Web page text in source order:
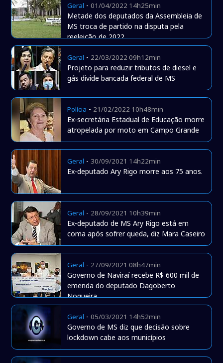
Geral -01/04/2022 14h25min
Metade dos deputados da Assembleia de
MS troca de partido na disputa pela
reeleição de 2022
Geral - 22/03/2022 09h12min
Projeto para reduzir tributos de diesel e
gás divide bancada federal de MS
Polícia - 21/02/2022 10h48min
Ex-secretária Estadual de Educação morre
atropelada por moto em Campo Grande
Geral - 30/09/2021 14h22min
Ex-deputado Ary Rigo morre aos 75 anos.
Geral - 28/09/2021 10h39min
Ex-deputado de MS Ary Rigo está em
coma após sofrer queda, diz Mara Caseiro
Geral - 27/09/2021 08h47min
Governo de Naviraí recebe R$ 600 mil de
emenda do deputado Dagoberto
Nogueira.
Geral -05/03/2021 14h52min
Governo de MS diz que decisão sobre
lockdown cabe aos municípios